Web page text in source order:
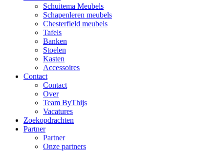
Schuitema Meubels
Schapenleren meubels
Chesterfield meubels
Tafels
Banken
Stoelen
Kasten
Accessoires
Contact
Contact
Over
Team ByThijs
Vacatures
Zoekopdrachten
Partner
Partner
Onze partners